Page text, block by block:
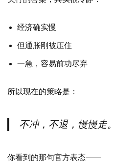
经济确实慢
但通胀刚被压住
一急，容易前功尽弃
所以现在的策略是：
不冲，不退，慢慢走。
你看到的那句官方表态——